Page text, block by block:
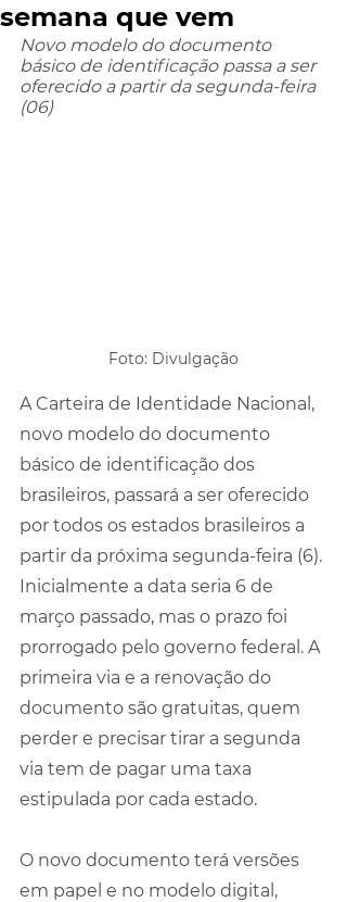
semana que vem
Novo modelo do documento
básico de identificação passa a ser
oferecido a partir da segunda-feira
(06)
Foto: Divulgação
A Carteira de Identidade Nacional,
novo modelo do documento
básico de identificação dos
brasileiros, passará a ser oferecido
por todos os estados brasileiros a
partir da próxima segunda-feira (6).
Inicialmente a data seria 6 de
março passado, mas o prazo foi
prorrogado pelo governo federal. A
primeira via e a renovação do
documento são gratuitas, quem
perder e precisar tirar a segunda
via tem de pagar uma taxa
estipulada por cada estado.
O novo documento terá versões
em papel e no modelo digital,